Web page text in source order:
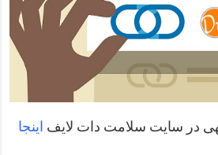
در سایت سلامت دات لایف اینجا